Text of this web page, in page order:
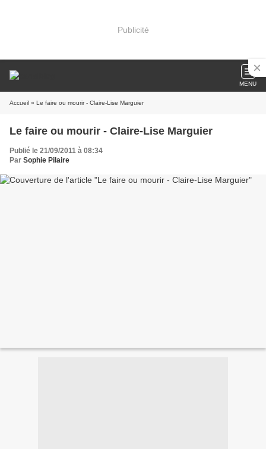
Publicité
MENU
Accueil » Le faire ou mourir - Claire-Lise Marguier
Le faire ou mourir - Claire-Lise Marguier
Publié le 21/09/2011 à 08:34
Par Sophie Pilaire